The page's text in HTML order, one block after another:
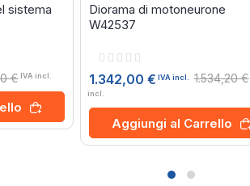
sistema
€ IVA incl.
Diorama di motoneurone
W42537
Rating:
1.342,00 € IVA incl. 1.534,20 €
incl.
Aggiungi al Carrello